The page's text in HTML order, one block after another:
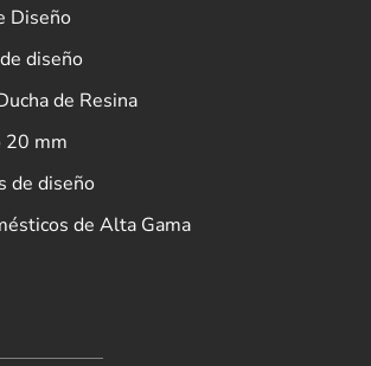
Diseño
diseño
de Resina
20 mm
de diseño
de Alta Gama